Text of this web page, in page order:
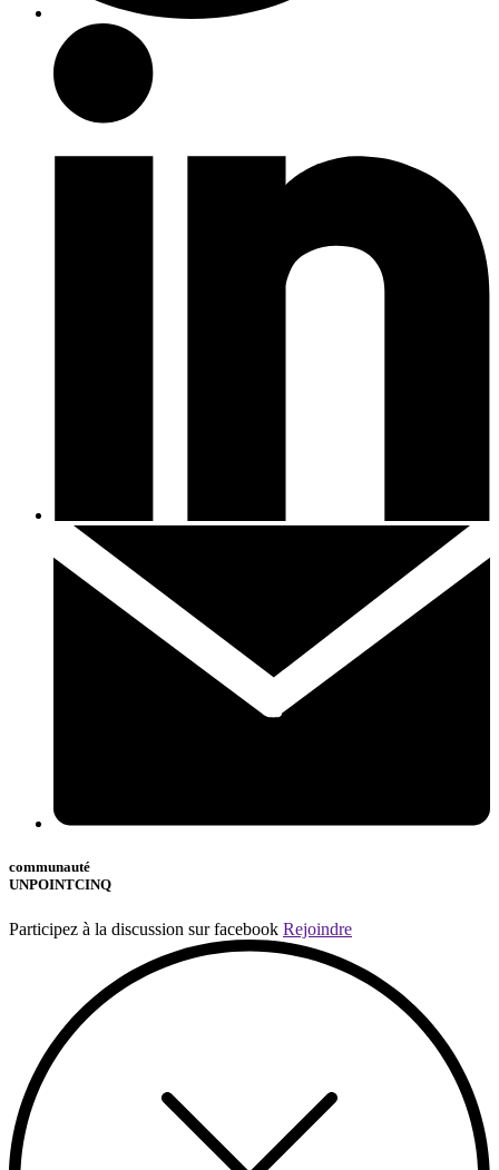
communauté
UNPOINTCINQ
Participez à la discussion sur facebook Rejoindre